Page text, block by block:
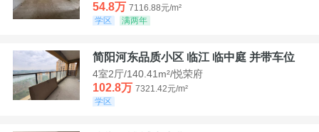
54.8万 7116.88元/m²
学区
满两年
简阳河东品质小区 临江 临中庭 并带车位
4室2厅/140.41m²/悦荣府
102.8万 7321.42元/m²
学区